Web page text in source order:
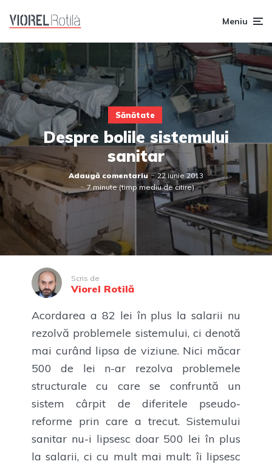
Meniu
Sănătate
Despre bolile sistemului
sanitar
Adaugă comentariu
22 iunie 2013
7 minute (timp mediu de citire)
Scris de
Viorel Rotilă
Acordarea a 82 lei în plus la salarii nu
rezolvă problemele sistemului, ci denotă
mai curând lipsa de viziune. Nici măcar
500 de lei n-ar rezolva problemele
structurale cu care se confruntă un
sistem cârpit de diferitele pseudo-
reforme prin care a trecut. Sistemului
sanitar nu-i lipsesc doar 500 lei în plus
la salarii, ci cu mult mai mult: îi lipsesc